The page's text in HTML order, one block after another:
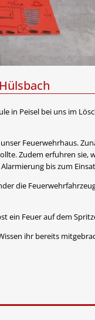
in Peisel bei uns im
Feuerwehrhaus.
Zudem erfuhren sie,
bis zum
die
ein Feuer auf dem
ihr bereits